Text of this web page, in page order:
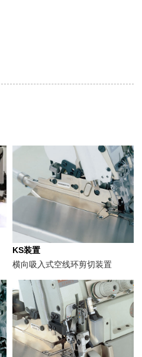
KS装置
横向吸入式空线环剪切装置